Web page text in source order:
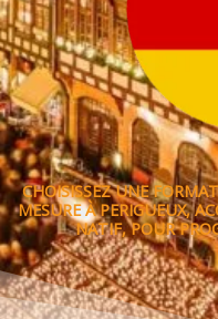
CHOISISSEZ UNE
MESURE À PERIGUEUX,
NATIF, POUR